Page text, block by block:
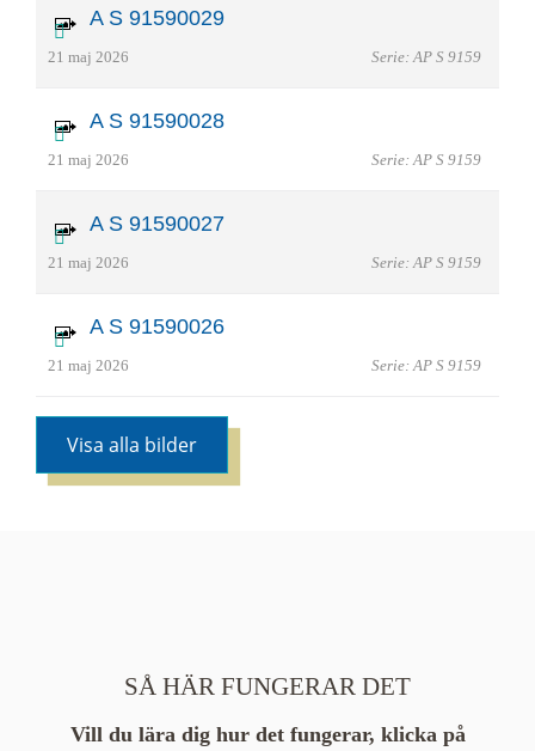
A S 91590029
21 maj 2026 Serie: AP S 9159
A S 91590028
21 maj 2026 Serie: AP S 9159
A S 91590027
21 maj 2026 Serie: AP S 9159
A S 91590026
21 maj 2026 Serie: AP S 9159
Visa alla bilder
SÅ HÄR FUNGERAR DET
Vill du lära dig hur det fungerar, klicka på